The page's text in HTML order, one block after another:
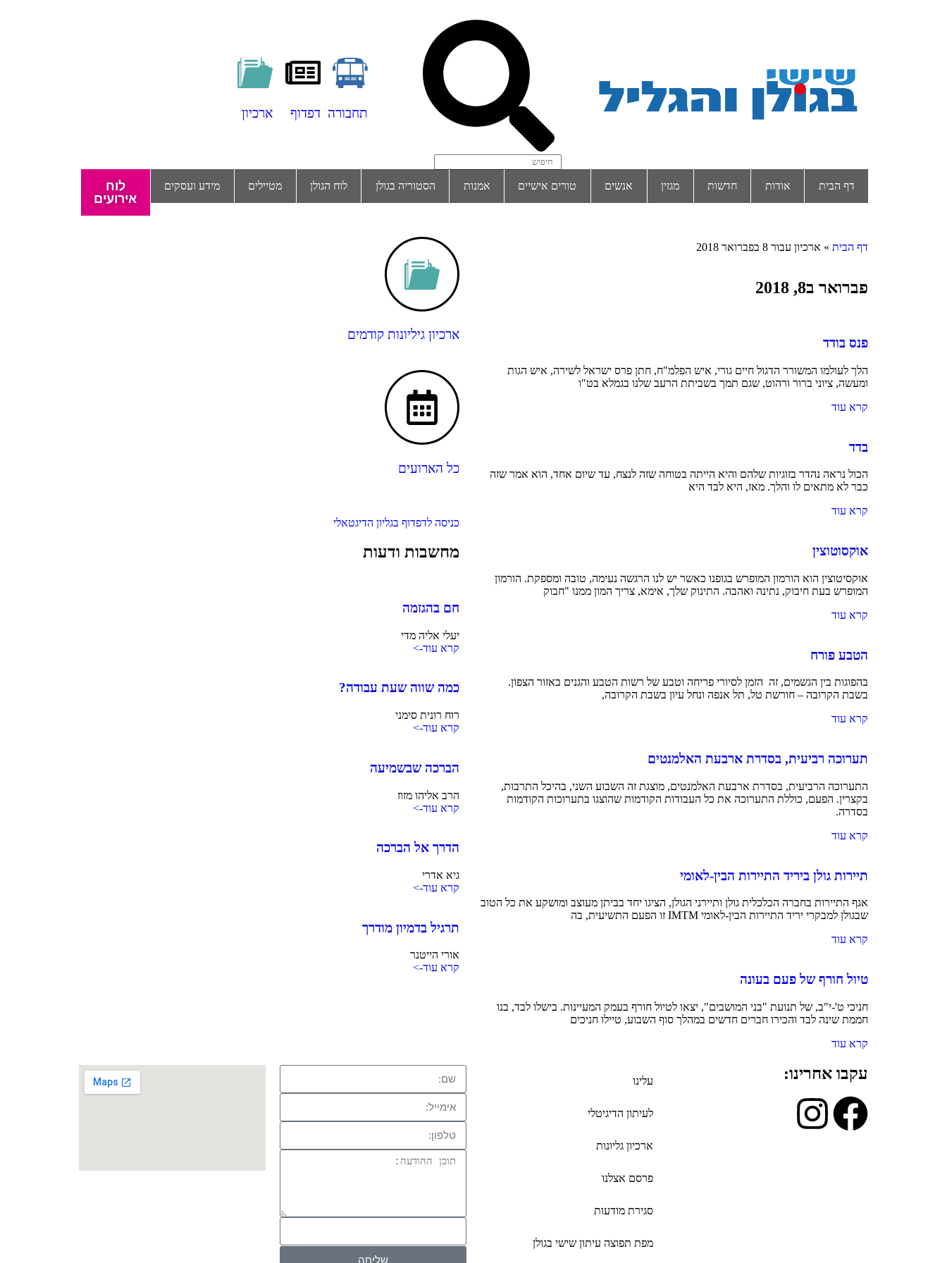
תחבורה דפדוף ארכיון
דף הבית אודות חדשות מגזין אנשים טורים אישיים אמנות הסטוריה בגולן לוח הגולן מטיילים מידע ועסקים
לוח
אירועים
דף הבית » ארכיון עבור 8 בפברואר 2018
פברואר ב8, 2018
פנס בודד
הלך לעולמו המשורר הדגול חיים גורי, איש הפלמ"ח, חתן פרס ישראל לשירה, איש הגות
ומעשה, ציוני ברור ורהוט, שגם תמך בשביתת הרעב שלנו בגמלא בט"ו
קרא עוד
בדד
הכול נראה נהדר בזוגיות שלהם והיא הייתה בטוחה שזה לנצח, עד שיום אחד, הוא אמר שזה
כבר לא מתאים לו והלך. מאז, היא לבד היא
קרא עוד
אוקסוטוצין
אוקסיטוצין הוא הורמון המופרש בגופנו כאשר יש לנו הרגשה נעימה, טובה ומספקת. הורמון
המופרש בעת חיבוק, נתינה ואהבה. התינוק שלך, אימא, צריך המון ממנו "חבוק
קרא עוד
הטבע פורח
בהפוגות בין הגשמים, זה הזמן לסיורי פריחה וטבע של רשות הטבע והגנים באזור הצפון.
בשבת הקרובה – חורשת טל, תל אנפה ונחל עיון בשבת הקרובה,
קרא עוד
תערוכה רביעית, בסדרת ארבעת האלמנטים
התערוכה הרביעית, בסדרת ארבעת האלמנטים, מוצגת זה השבוע השני, בהיכל התרבות,
בקצרין. הפעם, כוללת התערוכה את כל העבודות הקודמות שהוצגו בתערוכות הקודמות
בסדרה.
קרא עוד
תיירות גולן ביריד התיירות הבין-לאומי
אגף התיירות בחברה הכלכלית גולן ותיירני הגולן, הציגו יחד בביתן מעוצב ומושקע את כל הטוב
שבגולן למבקרי יריד התיירות הבין-לאומי IMTM זו הפעם התשיעית, בה
קרא עוד
טיול חורף של פעם בעונה
חניכי ט'-י"ב, של תנועת "בני המושבים", יצאו לטיול חורף בעמק המעיינות. בישלו לבד, בנו
חממת שינה לבד והכירו חברים חדשים במהלך סוף השבוע, טיילו חניכים
קרא עוד
ארכיון גיליונות קודמים
כל הארועים
כניסה לדפדוף בגליון הדיגטאלי
מחשבות ודעות
חם בהגזמה
יעלי אליה מדי
קרא עוד->
כמה שווה שעת עבודה?
רוח רונית סימני
קרא עוד->
הברכה שבשמיעה
הרב אליהו מזוז
קרא עוד->
הדרך אל הברכה
גיא אדרי
קרא עוד->
תרגיל בדמיון מודרך
אורי הייטנר
קרא עוד->
עקבו אחרינו: עלינו
לעיתון הדיגיטלי
ארכיון גליונות
פרסם אצלנו
סגירת מודעות
מפת תפוצה עיתון שישי בגולן
שליחה